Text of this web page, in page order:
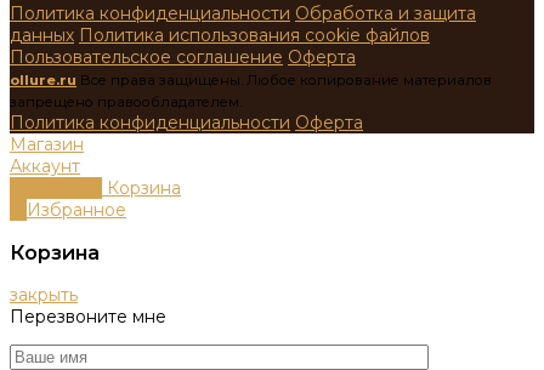
Политика конфиденциальности Обработка и защита
данных Политика использования cookie файлов
Пользовательское соглашение Оферта
ollure.ru Все права защищены. Любое копирование материалов
запрещено правообладателем.
Политика конфиденциальности Оферта
Магазин
Аккаунт
Корзина
Избранное
Корзина
закрыть
Перезвоните мне